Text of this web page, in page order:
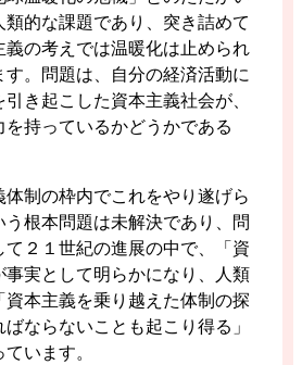
類的な課題であり、突き詰めて
義の考えでは温暖化は止められ
す。問題は、自分の経済活動に
き起こした資本主義社会が、
を持っているかどうかである
体制の枠内でこれをやり遂げら
根本問題は未解決であり、問
て２１世紀の進展の中で、「資
事実として明らかになり、人類
資本主義を乗り越えた体制の探
ならないことも起こり得る」
います。